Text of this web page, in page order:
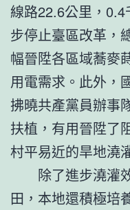
線路22.6公里，
步停止臺區改革，
幅晉陞各區域蕎麥
用電需求。此外，
拂曉共產黨員辦事
扶植，有用晉陞了
村平易近的旱地澆
除了進步澆灌效
田，本地還積極培